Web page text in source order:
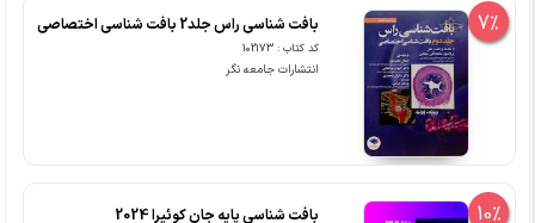
7% بافت شناسی راس جلد2 بافت شناسی اختصاصی
کد کتاب : 102173
انتشارات جامعه نگر
10% بافت شناسی پایه جان کوئیرا 2024